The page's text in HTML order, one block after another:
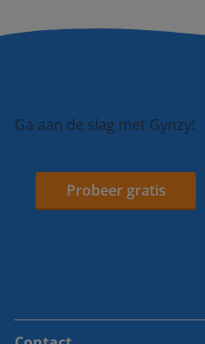
Ga aan de slag met Gynzy!
Probeer gratis